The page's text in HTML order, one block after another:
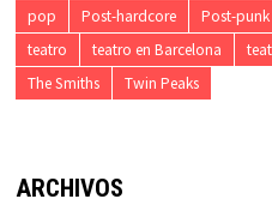
pop
Post-hardcore Post-punk
teatro
teatro en Barcelona
The Smiths
Twin Peaks
ARCHIVOS